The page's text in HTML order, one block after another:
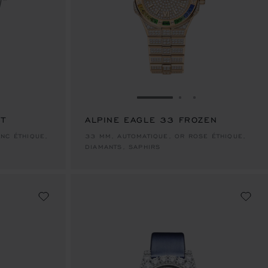
ÉTHIQUE,
ALLER À LA
ALPINE EAGLE 33 FROZEN
33 MM, AUTOMATIQUE, OR ROSE ÉTHIQUE,
DIAMANTS, SAPHIRS